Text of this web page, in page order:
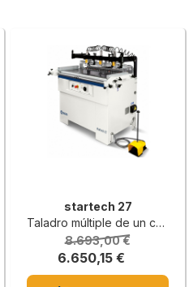
startech 27
Taladro múltiple de un cabezal con 27 portabrocas
8.693,00 €
6.650,15 €